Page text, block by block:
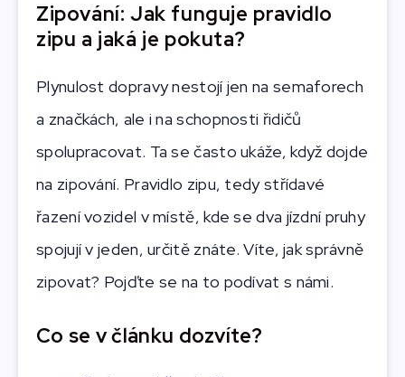
Zipování: Jak funguje pravidlo
zipu a jaká je pokuta?
Plynulost dopravy nestojí jen na semaforech
a značkách, ale i na schopnosti řidičů
spolupracovat. Ta se často ukáže, když dojde
na zipování. Pravidlo zipu, tedy střídavé
řazení vozidel v místě, kde se dva jízdní pruhy
spojují v jeden, určitě znáte. Víte, jak správně
zipovat? Pojďte se na to podívat s námi.
Co se v článku dozvíte?